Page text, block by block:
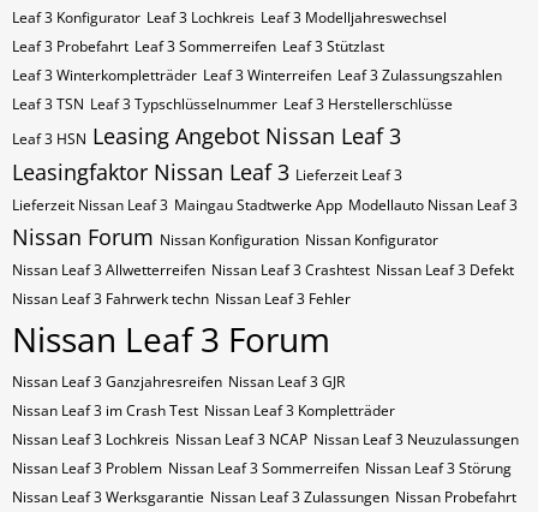
Leaf 3 Konfigurator Leaf 3 Lochkreis Leaf 3 Modelljahreswechsel
Leaf 3 Probefahrt Leaf 3 Sommerreifen Leaf 3 Stützlast
Leaf 3 Winterkompletträder Leaf 3 Winterreifen Leaf 3 Zulassungszahlen
Leaf 3​​​​ TSN Leaf 3​​​​ Typschlüsselnummer Leaf 3​​​​​ Herstellerschlüsse
Leaf 3​​​​​ HSN Leasing Angebot Nissan Leaf 3
Leasingfaktor Nissan Leaf 3 Lieferzeit Leaf 3
Lieferzeit Nissan Leaf 3 Maingau Stadtwerke App Modellauto Nissan Leaf 3
Nissan Forum Nissan Konfiguration Nissan Konfigurator
Nissan Leaf 3 Allwetterreifen Nissan Leaf 3 Crashtest Nissan Leaf 3 Defekt
Nissan Leaf 3 Fahrwerk techn Nissan Leaf 3 Fehler
Nissan Leaf 3 Forum
Nissan Leaf 3 Ganzjahresreifen Nissan Leaf 3 GJR
Nissan Leaf 3 im Crash Test Nissan Leaf 3 Kompletträder
Nissan Leaf 3 Lochkreis Nissan Leaf 3 NCAP Nissan Leaf 3 Neuzulassungen
Nissan Leaf 3 Problem Nissan Leaf 3 Sommerreifen Nissan Leaf 3 Störung
Nissan Leaf 3 Werksgarantie Nissan Leaf 3 Zulassungen Nissan Probefahrt